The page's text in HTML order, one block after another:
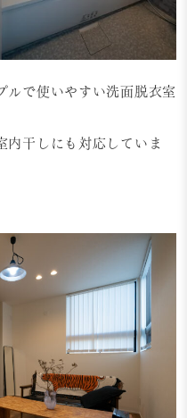
ルで使いやすい洗面脱衣室
内干しにも対応していま